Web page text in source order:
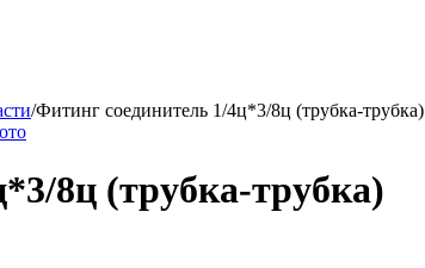
/Фитинг соединитель 1/4ц*3/8ц (трубка-трубка)
8ц (трубка-трубка)